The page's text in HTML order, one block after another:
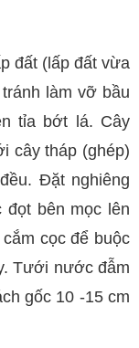
đất (lấp đất vừa
làm vỡ bầu
tỉa bớt lá. Cây
cây tháp (ghép)
Đặt nghiêng
đọt bên mọc lên
cọc để buộc
Tưới nước đẫm
gốc 10 -15 cm